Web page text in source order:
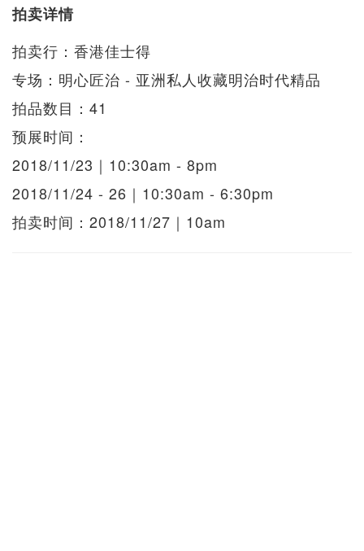
拍卖详情
拍卖行：香港佳士得
专场：明心匠治 - 亚洲私人收藏明治时代精品
拍品数目：41
预展时间：
2018/11/23｜10:30am - 8pm
2018/11/24 - 26｜10:30am - 6:30pm
拍卖时间：2018/11/27｜10am